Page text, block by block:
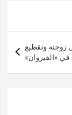
زوجته وتقطيع
في «القيروان»